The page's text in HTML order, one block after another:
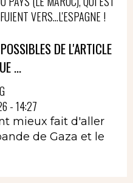
VERS...L'ESPAGNE !
DE L'ARTICLE
...
- 14:27
mieux fait d'aller
de Gaza et le